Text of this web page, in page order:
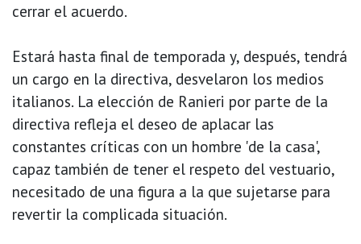
cerrar el acuerdo.
Estará hasta final de temporada y, después, tendrá
un cargo en la directiva, desvelaron los medios
italianos. La elección de Ranieri por parte de la
directiva refleja el deseo de aplacar las
constantes críticas con un hombre 'de la casa',
capaz también de tener el respeto del vestuario,
necesitado de una figura a la que sujetarse para
revertir la complicada situación.